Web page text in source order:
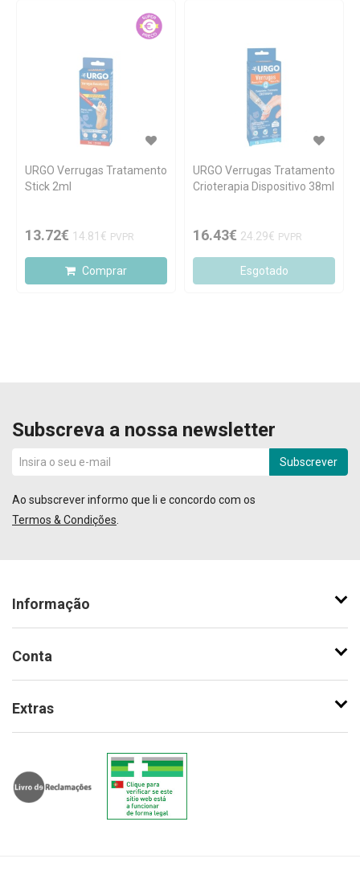
URGO Verrugas Tratamento
Stick 2ml
13.72€ 14.81€ PVPR
Comprar
URGO Verrugas Tratamento
Crioterapia Dispositivo 38ml
16.43€ 24.29€ PVPR
Esgotado
Subscreva a nossa newsletter
Subscrever
Ao subscrever informo que li e concordo com os
Termos & Condições
Informação
Conta
Extras